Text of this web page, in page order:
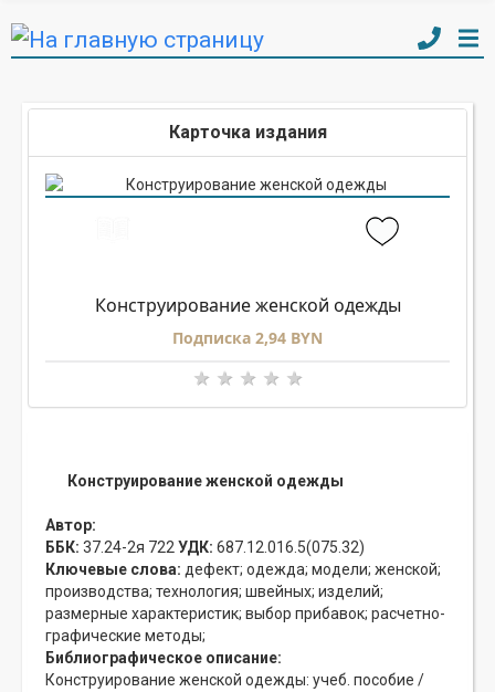
Карточка издания
Конструирование женской одежды
Подписка 2,94 BYN
Конструирование женской одежды
Автор:
ББК: 37.24-2я 722УДК: 687.12.016.5(075.32)
Ключевые слова: дефект; одежда; модели; женской;
производства; технология; швейных; изделий;
размерные характеристик; выбор прибавок; расчетно-
графические методы;
Библиографическое описание:
Конструирование женской одежды: учеб. пособие /